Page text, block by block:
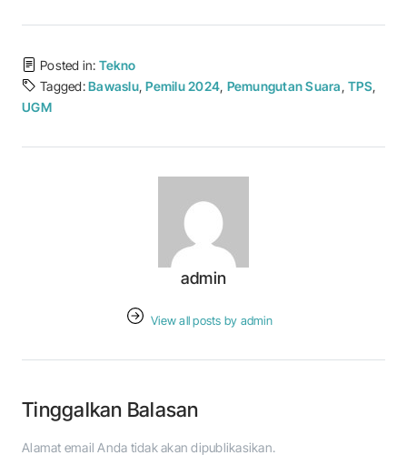
Posted in: Tekno
Tagged:Bawaslu,Pemilu 2024, Pemungutan Suara, TPS,
UGM
admin
View all posts by admin
Tinggalkan Balasan
Alamat email Anda tidak akan dipublikasikan.